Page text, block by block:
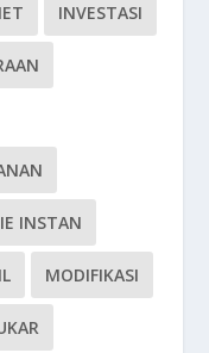
INVESTASI
INSTAN
MODIFIKASI